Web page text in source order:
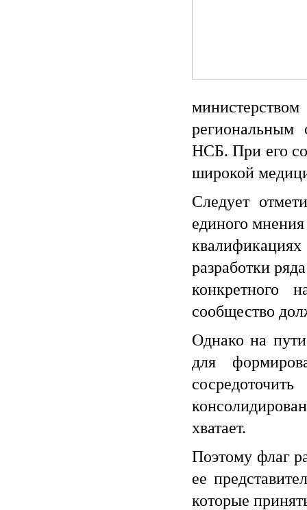
региональным
НСБ. При его
широкой
Следует
единого
разработки
конкретного
сообщество
Однако на
для
хватает.
Поэтому флаг
ее
которые